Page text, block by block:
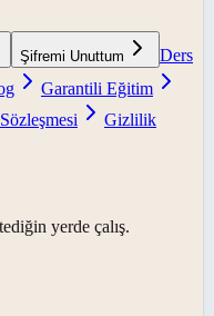
Şifremi Unuttum
Ders
Garantili Eğitim
Gizlilik
yerde çalış.